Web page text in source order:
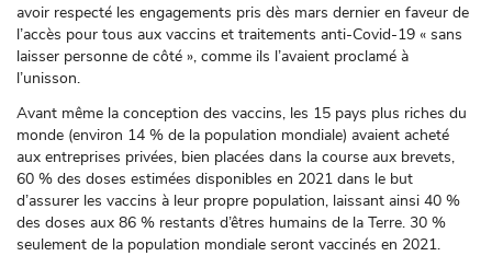
avoir respecté les engagements pris dès mars dernier en faveur de
l’accès pour tous aux vaccins et traitements anti-Covid-19 « sans
laisser personne de côté », comme ils l’avaient proclamé à
l’unisson.
Avant même la conception des vaccins, les 15 pays plus riches du
monde (environ 14 % de la population mondiale) avaient acheté
aux entreprises privées, bien placées dans la course aux brevets,
60 % des doses estimées disponibles en 2021 dans le but
d’assurer les vaccins à leur propre population, laissant ainsi 40 %
des doses aux 86 % restants d’êtres humains de la Terre. 30 %
seulement de la population mondiale seront vaccinés en 2021.